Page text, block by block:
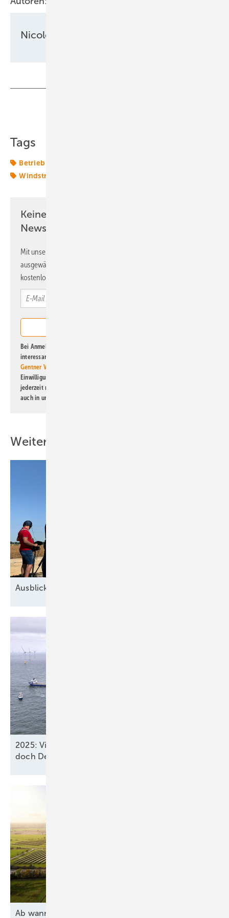
Nicole Weinhold
Tags
Betrieb
Windstromvermarktung
Keine Zeit? Kein Problem mit dem ERE
Newsletter!
Mit unserem Newsletter erhalten Sie regelmäßig von uns
ausgewählte Informationen und Neuigkeiten, gebündelt und
kostenlos direkt ins Postfach.
Bei Anmeldung zu diesem Newsletter bin ich damit einverstanden, über
interessante Verlags- und Online-Angebote
Gentner Verlag GmbH & Co. KG
Einwilligung kann ich jederzeit widerrufen und eine Abmeldung ist
jederzeit möglich. Informationen zum Umgang mit Daten finden Sie
auch in unserer
Weitere Inhalte
Ausblick der Windbranche: Was kommt 2026?
2025: Vier neue Meereswindparks stöpseln ein,
doch Deutschland verfehlt
Ab wann lohnen sich Agri-PV und Batteriespeicher